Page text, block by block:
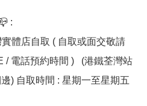
:
體店自取 ( 自取或面交敬請
/ 電話預約時間 )   (港鐵荃灣站
) 自取時間 : 星期一至星期五